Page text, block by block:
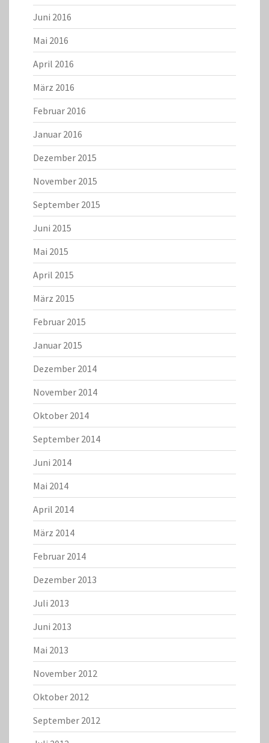
Juni 2016
Mai 2016
April 2016
März 2016
Februar 2016
Januar 2016
Dezember 2015
November 2015
September 2015
Juni 2015
Mai 2015
April 2015
März 2015
Februar 2015
Januar 2015
Dezember 2014
November 2014
Oktober 2014
September 2014
Juni 2014
Mai 2014
April 2014
März 2014
Februar 2014
Dezember 2013
Juli 2013
Juni 2013
Mai 2013
November 2012
Oktober 2012
September 2012